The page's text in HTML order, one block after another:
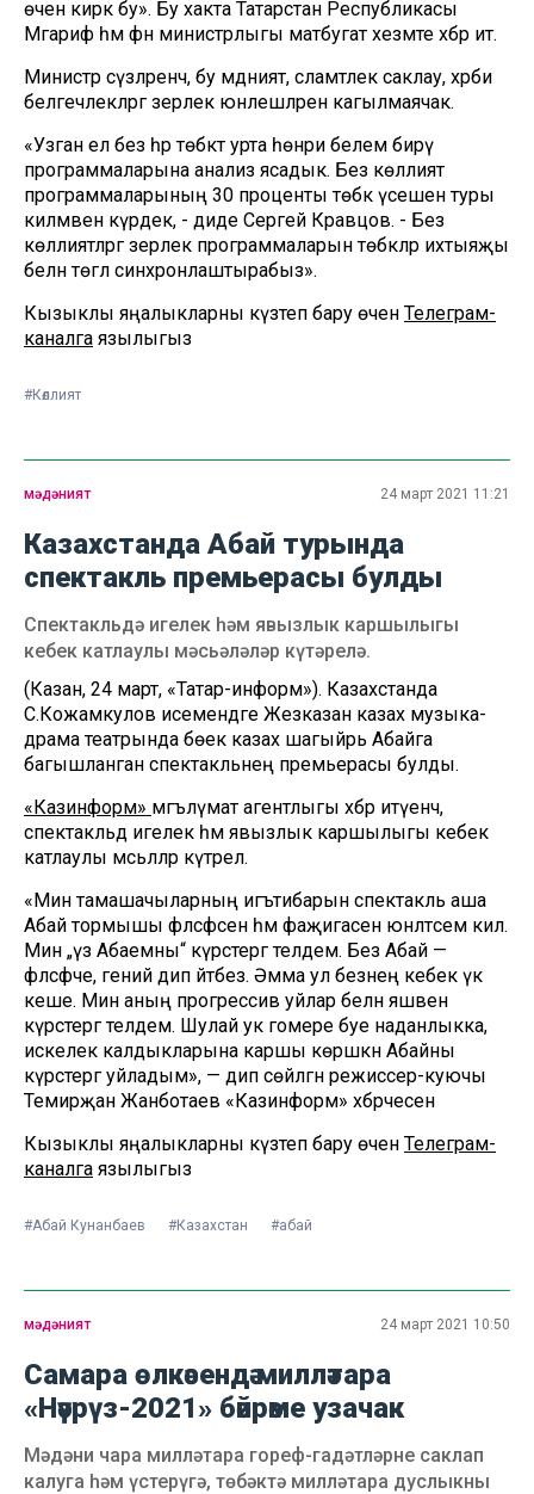
өчен кирәк бу». Бу хакта Татарстан Республикасы
Мәгариф һәм фән министрлыгы матбугат хезмәте хәбәр итә.
Министр сүзләренчә, бу мәдәният, сәламәтлек саклау, хәрби
белгечлекләргә әзерлек юнәлешләренә кагылмаячак.
«Узган ел без һәр төбәктә урта һөнәри белем бирү
программаларына анализ ясадык. Без көллият
программаларының 30 проценты төбәк үсешенә туры
килмәвен күрдек, - диде Сергей Кравцов. - Без
көллиятләргә әзерлек программаларын төбәкләр ихтыяҗы
белән төгәл синхронлаштырабыз».
Кызыклы яңалыкларны күзәтеп бару өчен Телеграм-
каналга язылыгыз
#Көллият
мәдәният 24 март 2021 11:21
Казахстанда Абай турында
спектакль премьерасы булды
Спектакльдә игелек һәм явызлык каршылыгы
кебек катлаулы мәсьәләләр күтәрелә.
(Казан, 24 март, «Татар-информ»). Казахстанда
С.Кожамкулов исемендәге Жезказан казах музыка-
драма театрында бөек казах шагыйрь Абайга
багышланган спектакльнең премьерасы булды.
«Казинформ» мәгълүмат агентлыгы хәбәр итүенчә,
спектакльдә игелек һәм явызлык каршылыгы кебек
катлаулы мәсьәләләр күтәрелә.
«Мин тамашачыларның игътибарын спектакль аша
Абай тормышы фәлсәфәсенә һәм фаҗигасенә юнәлтәсем килә.
Мин „үз Абаемны“ күрсәтергә теләдем. Без Абай —
фәлсәфәче, гений дип әйтәбез. Әмма ул безнең кебек үк
кеше. Мин аның прогрессив уйлар белән яшәвен
күрсәтергә теләдем. Шулай ук гомере буе наданлыкка,
искелек калдыкларына каршы көрәшкән Абайны
күрсәтергә уйладым», — дип сөйләгән режиссер-куючы
Темирҗан Жанботаев «Казинформ» хәбәрчесенә
Кызыклы яңалыкларны күзәтеп бару өчен Телеграм-
каналга язылыгыз
#Абай Кунанбаев #Казахстан #абай
мәдәният 24 март 2021 10:50
Самара өлкәсендә милләтара
«Нәүрүз-2021» бәйрәме узачак
Мәдәни чара милләтара гореф-гадәтләрне саклап
калуга һәм үстерүгә, төбәктә милләтара дуслыкны